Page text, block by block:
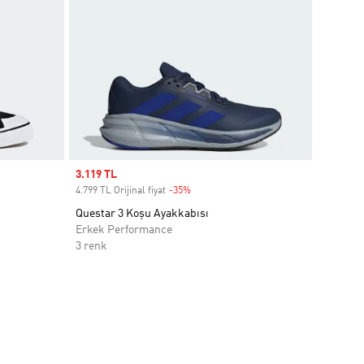
Sale price
3.119 TL
4.799 TL Orijinal fiyat -35%Discount
Questar 3 Koşu Ayakkabısı
Erkek Performance
3 renk